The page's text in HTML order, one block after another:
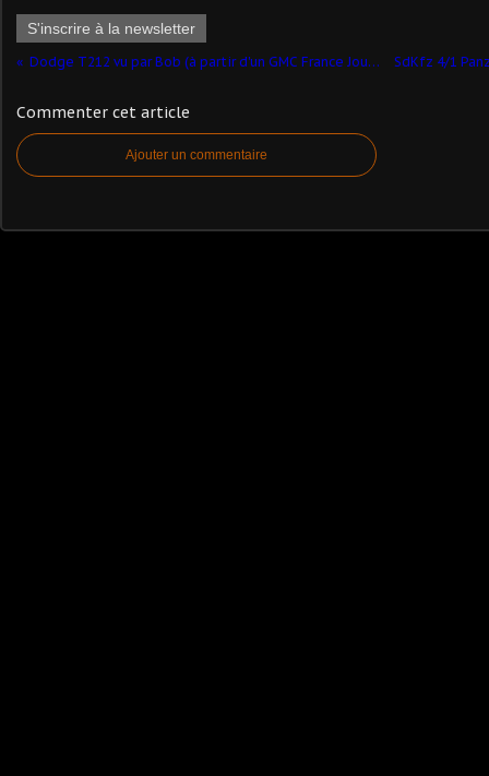
S'inscrire à la newsletter
Dodge T212 vu par Bob (à partir d'un GMC France Jouet)
Commenter cet article
Ajouter un commentaire